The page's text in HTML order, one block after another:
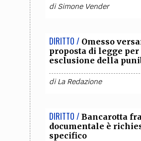
diSimone Vender
DIRITTO / Omesso
proposta di legge per
esclusione della
diLa Redazione
DIRITTO / Bancarotta
documentale è
specifico